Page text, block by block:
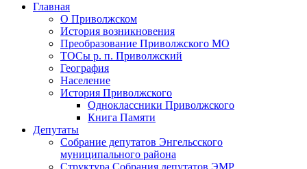
Главная
О Приволжском
История возникновения
Преобразование Приволжского МО
ТОСы р. п. Приволжский
География
Население
История Приволжского
Одноклассники Приволжского
Книга Памяти
Депутаты
Собрание депутатов Энгельсского
муниципального района